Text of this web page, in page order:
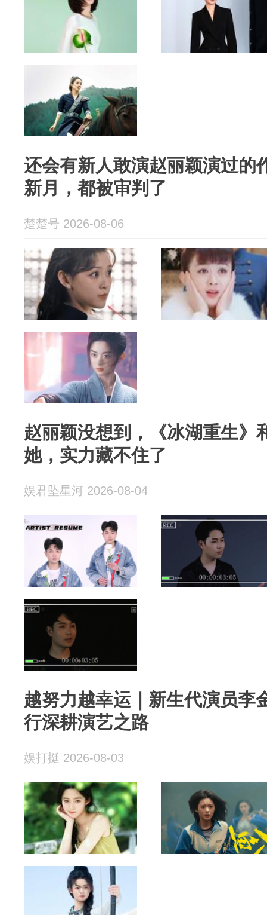
还会有新人敢演赵丽颖演过的
新月，都被审判了
楚楚号 2026-08-06
赵丽颖没想到，《冰湖重生》
她，实力藏不住了
娱君坠星河 2026-08-04
越努力越幸运｜新生代演员李
行深耕演艺之路
娱打挺 2026-08-03